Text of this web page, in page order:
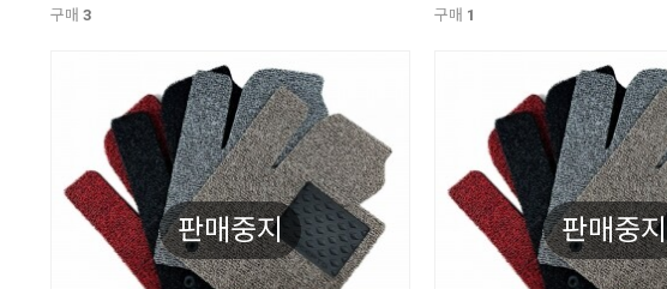
구매 3
구매 1
판매중지 판매중지